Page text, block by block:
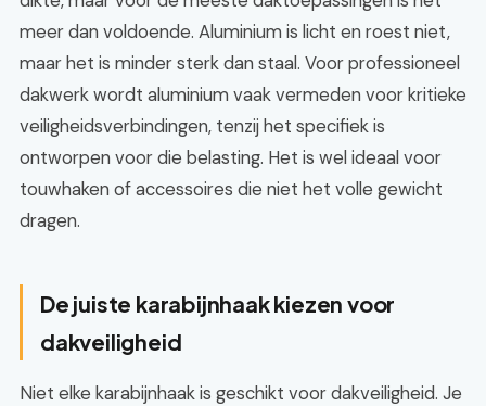
meer dan voldoende. Aluminium is licht en roest niet,
maar het is minder sterk dan staal. Voor professioneel
dakwerk wordt aluminium vaak vermeden voor kritieke
veiligheidsverbindingen, tenzij het specifiek is
ontworpen voor die belasting. Het is wel ideaal voor
touwhaken of accessoires die niet het volle gewicht
dragen.
De juiste karabijnhaak kiezen voor
dakveiligheid
Niet elke karabijnhaak is geschikt voor dakveiligheid. Je